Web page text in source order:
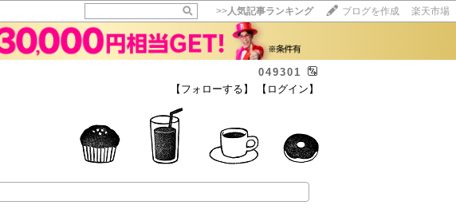
>>人気記事ランキング ブログを作成 楽天市場
049301
【フォローする】 【ログイン】